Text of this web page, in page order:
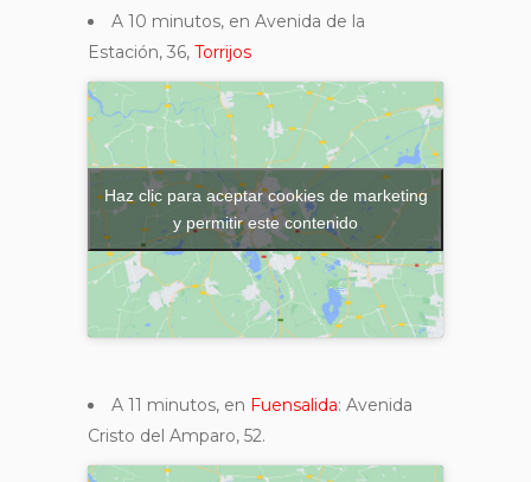
A 10 minutos, en Avenida de la
Estación, 36, Torrijos
Haz clic para aceptar cookies de marketing
y permitir este contenido
A 11 minutos, en Fuensalida: Avenida
Cristo del Amparo, 52.